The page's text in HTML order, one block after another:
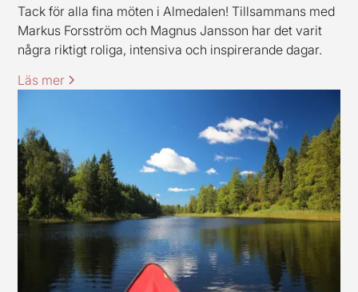
Tack för alla fina möten i Almedalen! Tillsammans med
Markus Forsström och Magnus Jansson har det varit
några riktigt roliga, intensiva och inspirerande dagar.
Läs mer